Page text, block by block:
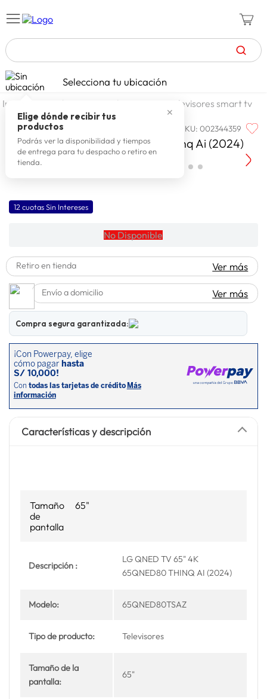
TÉRMINOS MÁS BUSCADOS
1. zapatillas mujer
2. celulares
3. zapatillas hombre
4. moda
6. tv
9 spiderman
10. lavadora
Selecciona tu ubicación
✕
Elige dónde recibir tus
productos
Podrás ver la disponibilidad y tiempos
de entrega para tu despacho o retiro en
tienda.
tecnologia tv televisores televisores smart tv
LG SKU:002344359
Lg Qned Tv 65" 4k 65qned80 Thinq Ai (2024)
12 cuotas Sin Intereses
No Disponible
Retiro en tienda Ver más
Envío a domicilio Ver más
Compra segura garantizada:
Características y descripción
Tamaño
de
pantalla
65"
Descripción :
LG QNED TV 65" 4K
65QNED80 THINQ AI (2024)
Modelo: 65QNED80TSAZ
Tipo de producto: Televisores
Tamaño de la
pantalla:
65"